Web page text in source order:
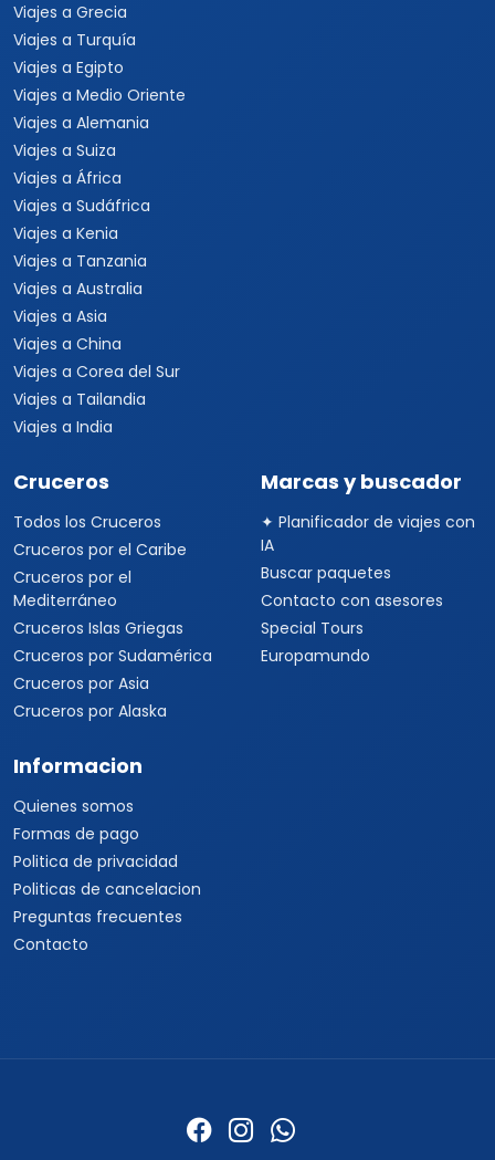
Viajes a Grecia
Viajes a Turquía
Viajes a Egipto
Viajes a Medio Oriente
Viajes a Alemania
Viajes a Suiza
Viajes a África
Viajes a Sudáfrica
Viajes a Kenia
Viajes a Tanzania
Viajes a Australia
Viajes a Asia
Viajes a China
Viajes a Corea del Sur
Viajes a Tailandia
Viajes a India
Cruceros
Todos los Cruceros
Cruceros por el Caribe
Cruceros por el
Mediterráneo
Cruceros Islas Griegas
Cruceros por Sudamérica
Cruceros por Asia
Cruceros por Alaska
Marcas y buscador
✦ Planificador de viajes con
IA
Buscar paquetes
Contacto con asesores
Special Tours
Europamundo
Informacion
Quienes somos
Formas de pago
Politica de privacidad
Politicas de cancelacion
Preguntas frecuentes
Contacto